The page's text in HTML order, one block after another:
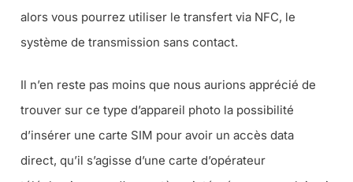
alors vous pourrez utiliser le transfert via NFC, le
système de transmission sans contact.
Il n’en reste pas moins que nous aurions apprécié de
trouver sur ce type d’appareil photo la possibilité
d’insérer une carte SIM pour avoir un accès data
direct, qu’il s’agisse d’une carte d’opérateur